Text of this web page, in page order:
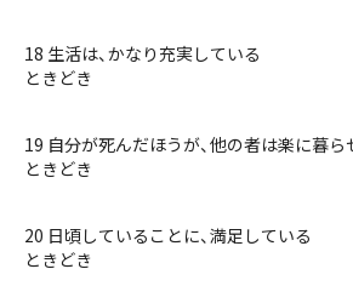
18 生活は、かなり充実している
ときどき
19 自分が死んだほうが、他の者は楽に暮ら
ときどき
20 日頃していることに、満足している
ときどき